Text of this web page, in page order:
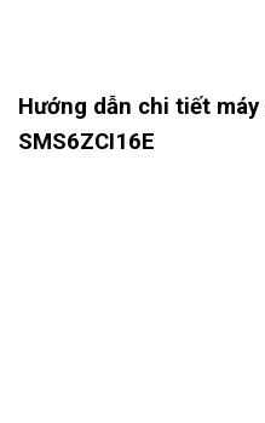
Hướng dẫn chi tiết
SMS6ZCI16E